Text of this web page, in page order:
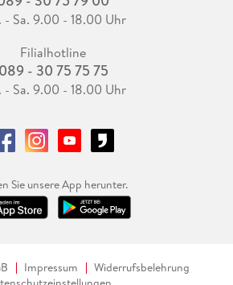
- Sa. 9.00 - 18.00 Uhr
Filialhotline
089 - 30 75 75 75
- Sa. 9.00 - 18.00 Uhr
Sie unsere App herunter.
Impressum
Widerrufsbelehrung